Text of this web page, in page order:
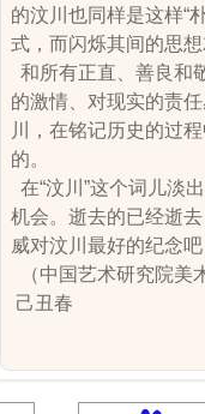
的汶川也同样是这样“
式，而闪烁其间的思
和所有正直、善良和
的激情、对现实的责
川，在铭记历史的过
的。
在“汶川”这个词儿淡
机会。逝去的已经逝
威对汶川最好的纪念
（中国艺术研究院美
己丑春